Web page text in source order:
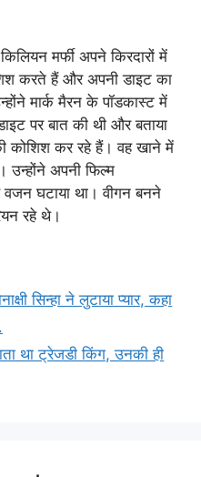
मर्फी अपने किरदारों में
करते हैं और अपनी डाइट का
मार्क मैरन के पॉडकास्ट में
पर बात की थी और बताया
कोशिश कर रहे हैं। वह खाने में
उन्होंने अपनी फिल्म
वजन घटाया था। वीगन बनने
रहे थे।
सिन्हा ने लुटाया प्यार, कहा
था ट्रेजडी किंग, उनकी ही